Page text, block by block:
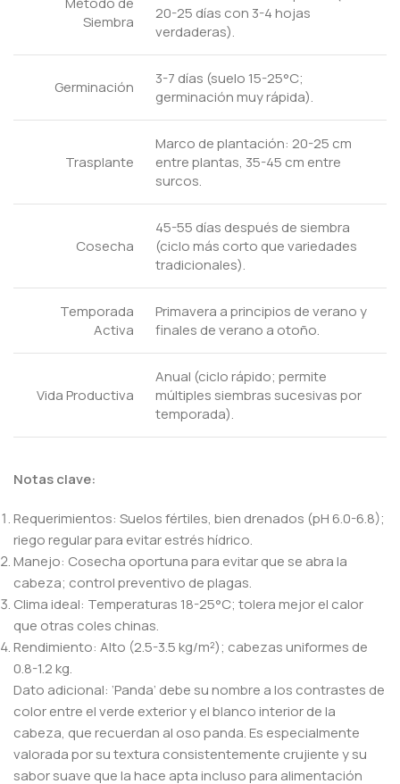
Siembra
20-25 días con 3-4 hojas
verdaderas).
Germinación
3-7 días (suelo 15-25°C;
germinación muy rápida).
Trasplante
Marco de plantación: 20-25 cm
entre plantas, 35-45 cm entre
surcos.
Cosecha
45-55 días después de siembra
(ciclo más corto que variedades
tradicionales).
Temporada
Activa
Primavera a principios de verano y
finales de verano a otoño.
Vida Productiva
Anual (ciclo rápido; permite
múltiples siembras sucesivas por
temporada).
Notas clave:
Requerimientos: Suelos fértiles, bien drenados (pH 6.0-6.8);
riego regular para evitar estrés hídrico.
Manejo: Cosecha oportuna para evitar que se abra la
cabeza; control preventivo de plagas.
Clima ideal: Temperaturas 18-25°C; tolera mejor el calor
que otras coles chinas.
Rendimiento: Alto (2.5-3.5 kg/m²); cabezas uniformes de
0.8-1.2 kg.
Dato adicional: ‘Panda’ debe su nombre a los contrastes de
color entre el verde exterior y el blanco interior de la
cabeza, que recuerdan al oso panda. Es especialmente
valorada por su textura consistentemente crujiente y su
sabor suave que la hace apta incluso para alimentación